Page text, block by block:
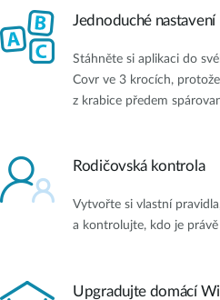
Jednoduché nastavení
Stáhněte si aplikaci do
Covr ve 3 krocích,
z krabice předem
Rodičovská kontrola
Vytvořte si vlastní
a kontrolujte, kdo je
Upgradujte domácí